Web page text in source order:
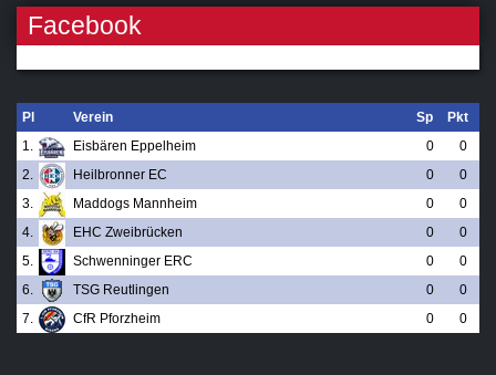
Facebook
Pl Verein Sp
Pkt
1.
Eisbären Eppelheim 0
0
2.
Heilbronner EC 0
0
3.
Maddogs Mannheim 0
0
4.
EHC Zweibrücken 0
0
5.
Schwenninger ERC 0
0
6.
TSG Reutlingen 0
0
7.
CfR Pforzheim 0 0